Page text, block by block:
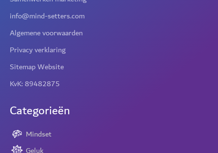
info@mind-setters.com
Algemene voorwaarden
Privacy verklaring
Sitemap Website
KvK: 89482875
Categorieën
Mindset